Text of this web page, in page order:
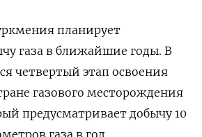
планирует
газа в ближайшие годы. В
четвертый этап освоения
газового месторождения
предусматривает добычу 10
газа в год.